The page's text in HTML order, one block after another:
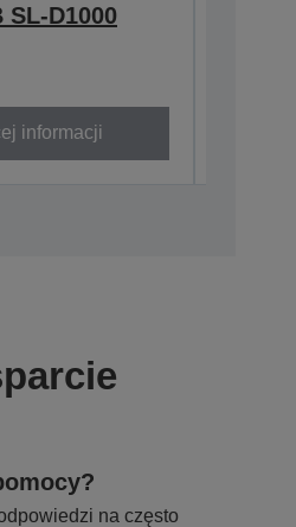
SL-D1000
informacji
na często